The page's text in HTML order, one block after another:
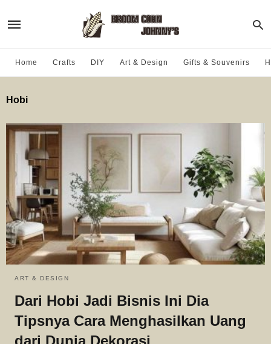
Home Crafts DIY Art & Design Gifts & Souvenirs
Hobi
ART & DESIGN
Dari Hobi Jadi Bisnis Ini Dia
Tipsnya Cara Menghasilkan Uang
dari Dunia Dekorasi